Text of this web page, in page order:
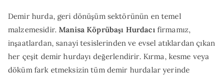
Demir hurda, geri dönüşüm sektörünün en temel
malzemesidir. Manisa Köprübaşı Hurdacı firmamız,
inşaatlardan, sanayi tesislerinden ve evsel atıklardan çıkan
her çeşit demir hurdayı değerlendirir. Kırma, kesme veya
döküm fark etmeksizin tüm demir hurdalar yerinde